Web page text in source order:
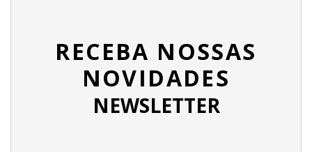
RECEBA NOSSAS
NOVIDADES
NEWSLETTER